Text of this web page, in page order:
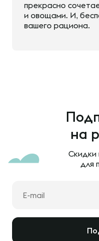
прекрасно
и овощами. И,
вашего рациона.
на
Скидки
для